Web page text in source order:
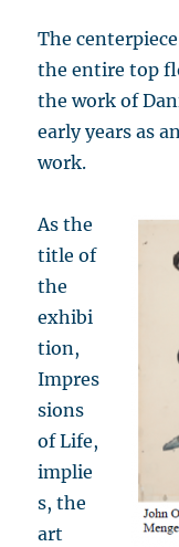
The
the entire top
the work of
early years as
work.
As the
title of
the
exhibi
tion,
Impres
sions
of Life,
implie
s, the
art